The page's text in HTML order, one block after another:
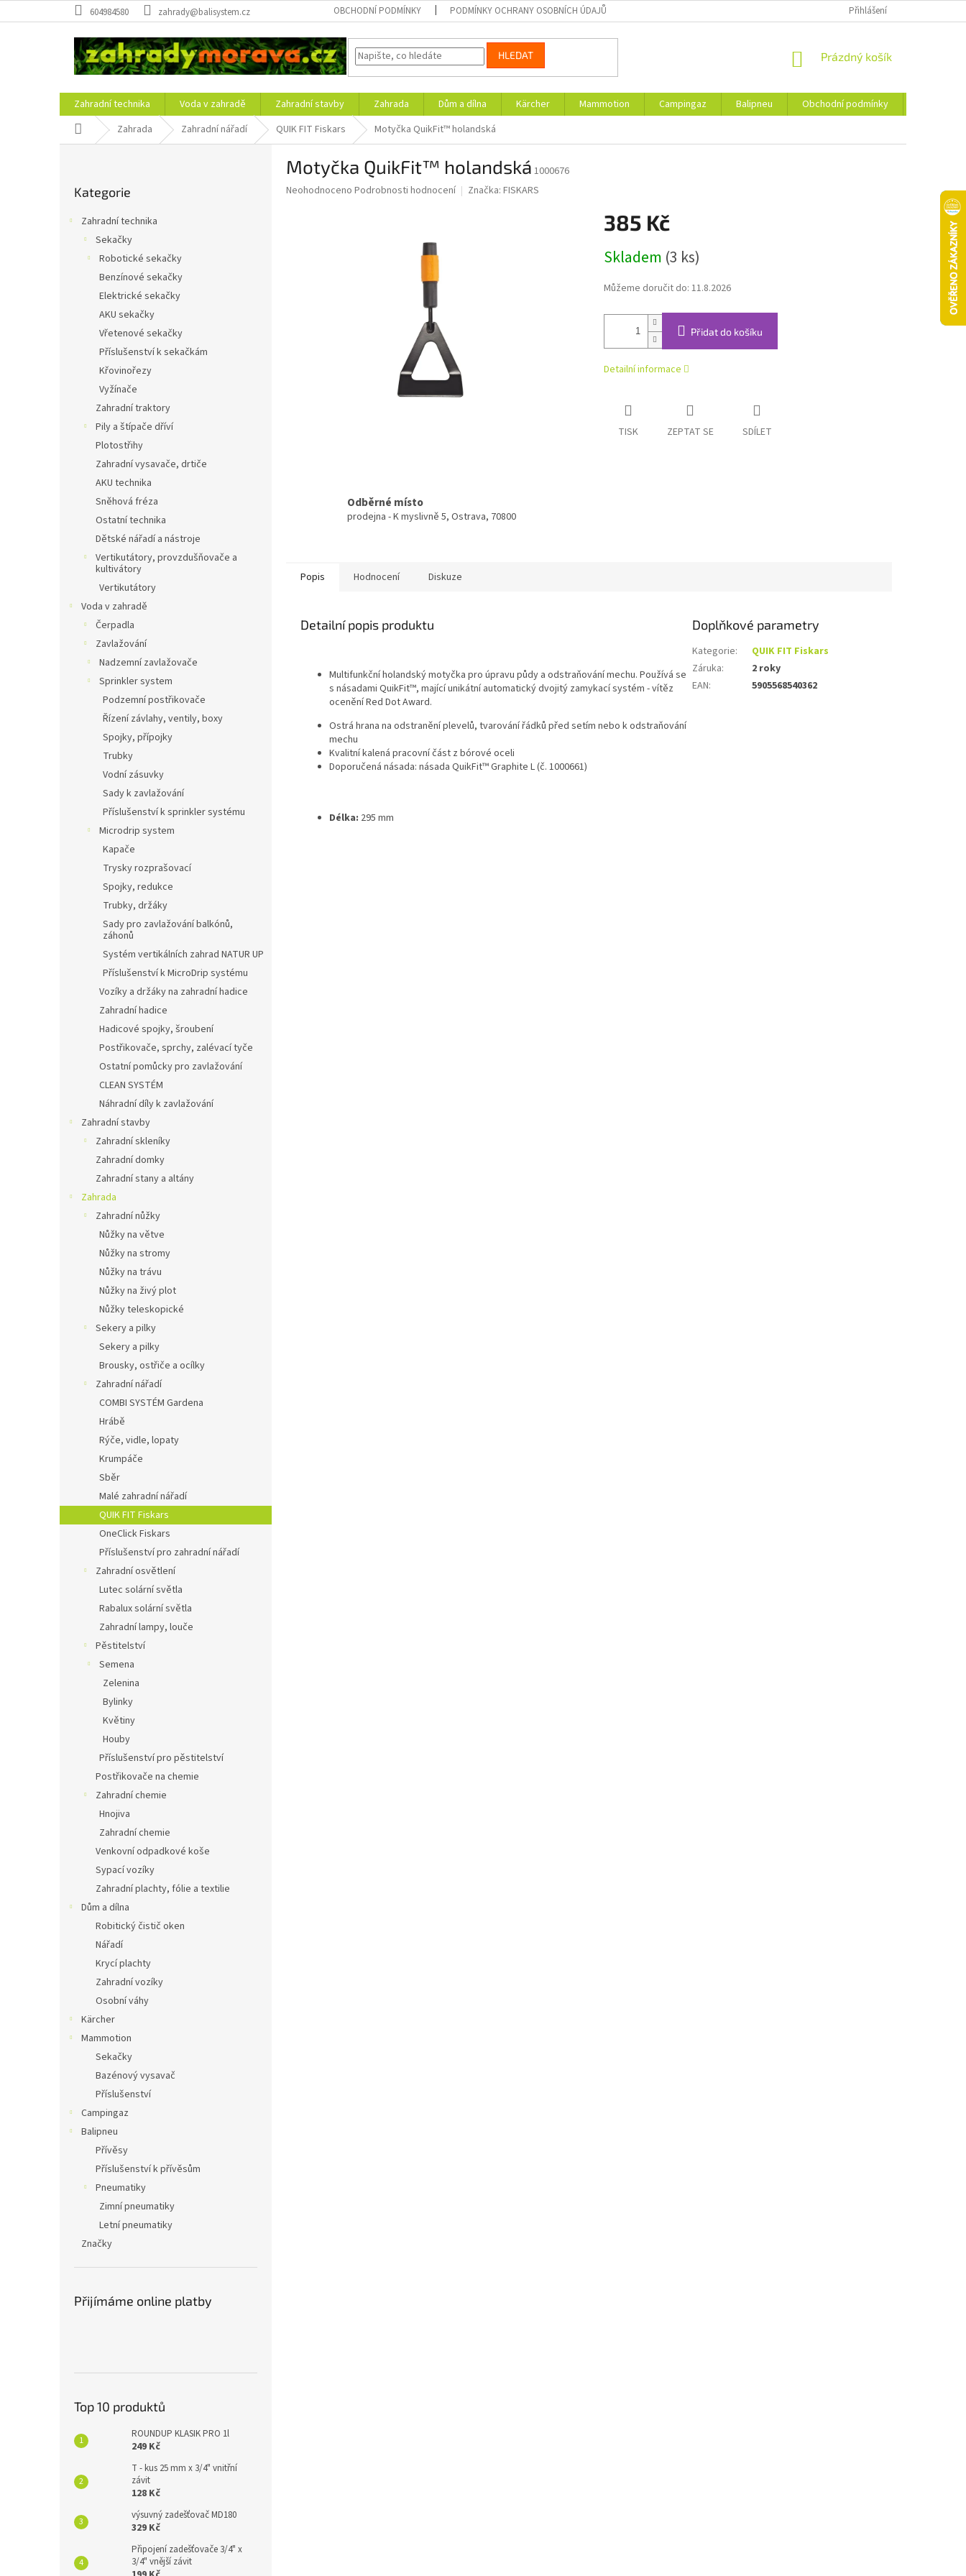
na
604984580 zahrady@balisystem.cz OBCHODNÍ PODMÍNKY PODMÍNKY OCHRANY OSOBNÍCH ÚDAJŮ Přihlášení
HLEDAT
NÁKUPNÍ
Prázdný košík
Zahradní technika Voda v zahradě Zahradní stavby Zahrada Dům a dílna Kärcher Mammotion Campingaz Balipneu Obchodní podmínky
Domů Zahrada Zahradní nářadí QUIK FIT Fiskars Motyčka QuikFit™ holandská
kategorie
Kategorie
Zahradní technika
Sekačky
Robotické sekačky
Benzínové sekačky
Elektrické sekačky
AKU sekačky
Vřetenové sekačky
Příslušenství k sekačkám
Křovinořezy
Vyžínače
Zahradní traktory
Pily a štípače dříví
Plotostřihy
Zahradní vysavače, drtiče
AKU technika
Sněhová fréza
Ostatní technika
Dětské nářadí a nástroje
Vertikutátory, provzdušňovače a
kultivátory
Vertikutátory
Voda v zahradě
Čerpadla
Zavlažování
Nadzemní zavlažovače
Sprinkler system
Podzemní postřikovače
Řízení závlahy, ventily, boxy
Spojky, přípojky
Trubky
Vodní zásuvky
Sady k zavlažování
Příslušenství k sprinkler systému
Microdrip system
Kapače
Trysky rozprašovací
Spojky, redukce
Trubky, držáky
Sady pro zavlažování balkónů,
záhonů
Systém vertikálních zahrad NATUR UP
Příslušenství k MicroDrip systému
Vozíky a držáky na zahradní hadice
Zahradní hadice
Hadicové spojky, šroubení
Postřikovače, sprchy, zalévací tyče
Ostatní pomůcky pro zavlažování
CLEAN SYSTÉM
Náhradní díly k zavlažování
Zahradní stavby
Zahradní skleníky
Zahradní domky
Zahradní stany a altány
Zahrada
Zahradní nůžky
Nůžky na větve
Nůžky na stromy
Nůžky na trávu
Nůžky na živý plot
Nůžky teleskopické
Sekery a pilky
Sekery a pilky
Brousky, ostřiče a ocílky
Zahradní nářadí
COMBI SYSTÉM Gardena
Hrábě
Rýče, vidle, lopaty
Krumpáče
Sběr
Malé zahradní nářadí
QUIK FIT Fiskars
OneClick Fiskars
Příslušenství pro zahradní nářadí
Zahradní osvětlení
Lutec solární světla
Rabalux solární světla
Zahradní lampy, louče
Pěstitelství
Semena
Zelenina
Bylinky
Květiny
Houby
Příslušenství pro pěstitelství
Postřikovače na chemie
Zahradní chemie
Hnojiva
Zahradní chemie
Venkovní odpadkové koše
Sypací vozíky
Zahradní plachty, fólie a textilie
Dům a dílna
Robitický čistič oken
Nářadí
Krycí plachty
Zahradní vozíky
Osobní váhy
Kärcher
Mammotion
Sekačky
Bazénový vysavač
Příslušenství
Campingaz
Balipneu
Přívěsy
Příslušenství k přívěsům
Pneumatiky
Zimní pneumatiky
Letní pneumatiky
Značky
Přijímáme online platby
Top 10 produktů
ROUNDUP KLASIK PRO 1l
249 Kč
T - kus 25 mm x 3/4" vnitřní
závit
128 Kč
výsuvný zadešťovač MD180
329 Kč
Připojení zadešťovače 3/4" x
3/4" vnější závit
Motyčka QuikFit™ holandská 1000676
Průměrné
Neohodnoceno Podrobnosti hodnocení Značka: FISKARS
385 Kč
cena:
Skladem (3 ks)
Můžeme doručit do: 11.8.2026
Přidat do košíku
Detailní informace
TISK ZEPTAT SE SDÍLET
Odběrné místo
prodejna - K myslivně 5, Ostrava, 70800
Popis Hodnocení Diskuze
Detailní popis produktu
Multifunkční holandský motyčka pro úpravu půdy a odstraňování mechu. Používá se
s násadami QuikFit™, mající unikátní automatický dvojitý zamykací systém - vítěz
ocenění Red Dot Award.
Ostrá hrana na odstranění plevelů, tvarování řádků před setím nebo k odstraňování
mechu
Kvalitní kalená pracovní část z bórové oceli
Doporučená násada: násada QuikFit™ Graphite L (č. 1000661)
Délka: 295 mm
Doplňkové parametry
Kategorie:
QUIK FIT Fiskars
Záruka:
2 roky
EAN: 5905568540362